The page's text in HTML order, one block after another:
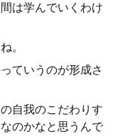
は学んでいくわけ
。
ていうのが形成さ
自我のこだわりす
のかなと思うんで